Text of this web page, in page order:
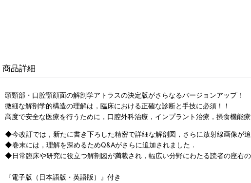
商品詳細
頭頸部・口腔顎顔面の解剖学アトラスの決定版がさらなるバージョンアップ！
微細な解剖学的構造の理解は，臨床における正確な診断と手技に必須！！
高度で安全な医療を行うために，口腔外科治療，インプラント治療，摂食機能
◆今改訂では，新たに書き下ろした精密で詳細な解剖図，さらに放射線画像が
◆巻末には，理解を深めるためQ&Aがさらに追加されました．
◆日常臨床や研究に役立つ解剖図が満載され，幅広い分野にわたる読者の座右の
『電子版（日本語版・英語版）』付き